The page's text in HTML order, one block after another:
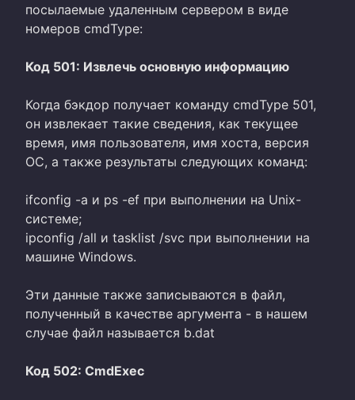
посылаемые удаленным сервером в виде
номеров cmdType:
Код 501: Извлечь основную информацию
Когда бэкдор получает команду cmdType 501,
он извлекает такие сведения, как текущее
время, имя пользователя, имя хоста, версия
ОС, а также результаты следующих команд:
ifconfig -a и ps -ef при выполнении на Unix-
системе;
ipconfig /all и tasklist /svc при выполнении на
машине Windows.
Эти данные также записываются в файл,
полученный в качестве аргумента - в нашем
случае файл называется b.dat
Код 502: CmdExec